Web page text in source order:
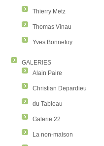
Thierry Metz
Thomas Vinau
Yves Bonnefoy
GALERIES
Alain Paire
Christian Depardieu
du Tableau
Galerie 22
La non-maison